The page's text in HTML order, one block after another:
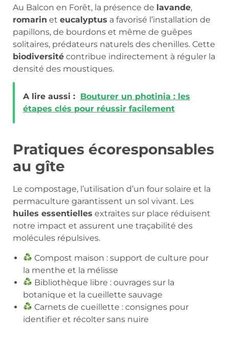
Au Balcon en Forêt, la présence de lavande,
romarin et eucalyptus a favorisé l’installation de
papillons, de bourdons et même de guêpes
solitaires, prédateurs naturels des chenilles. Cette
biodiversité contribue indirectement à réguler la
densité des moustiques.
A lire aussi : Bouturer un photinia : les
étapes clés pour réussir facilement
Pratiques écoresponsables
au gîte
Le compostage, l’utilisation d’un four solaire et la
permaculture garantissent un sol vivant. Les
huiles essentielles extraites sur place réduisent
notre impact et assurent une traçabilité des
molécules répulsives.
Compost maison : support de culture pour
la menthe et la mélisse
Bibliothèque libre : ouvrages sur la
botanique et la cueillette sauvage
Carnets de cueillette : consignes pour
identifier et récolter sans nuire